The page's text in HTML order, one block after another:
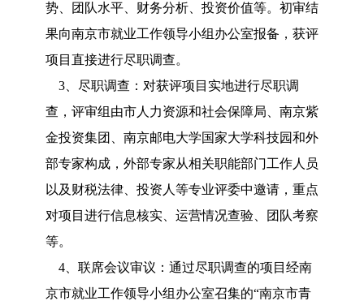
势、团队水平、财务分析、投资价值等。初审结
果向南京市就业工作领导小组办公室报备，获评
项目直接进行尽职调查。
3、尽职调查：对获评项目实地进行尽职调
查，评审组由市人力资源和社会保障局、南京紫
金投资集团、南京邮电大学国家大学科技园和外
部专家构成，外部专家从相关职能部门工作人员
以及财税法律、投资人等专业评委中邀请，重点
对项目进行信息核实、运营情况查验、团队考察
等。
4、联席会议审议：通过尽职调查的项目经南
京市就业工作领导小组办公室召集的“南京市青